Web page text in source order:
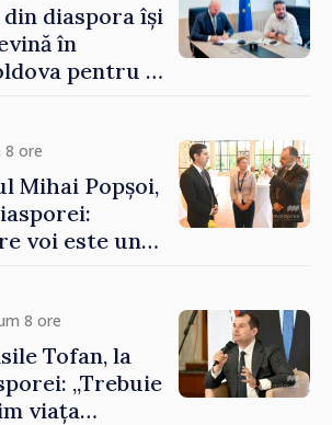
diaspora își
în
pentru a
8 ore
Mihai Popșoi,
voi este un
Moldova”
8 ore
Tofan, la
„Trebuie
viața